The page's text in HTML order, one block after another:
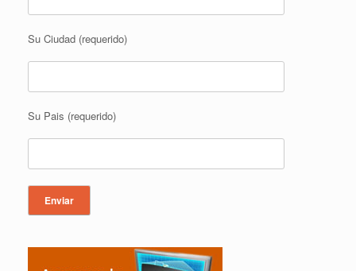
Su Ciudad (requerido)
Su Pais (requerido)